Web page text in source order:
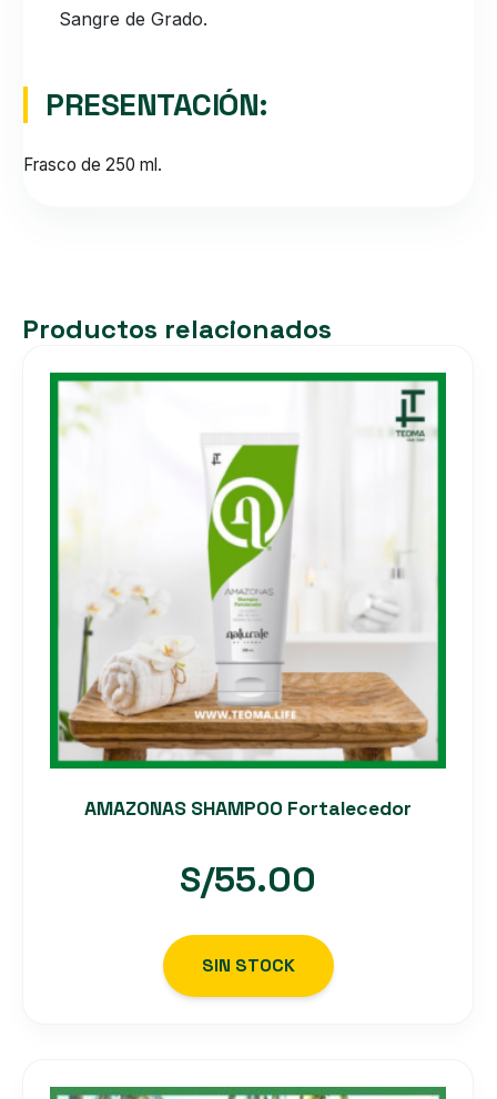
Sangre de Grado.
PRESENTACIÓN:
Frasco de 250 ml.
Productos relacionados
AMAZONAS SHAMPOO Fortalecedor
S/55.00
SIN STOCK